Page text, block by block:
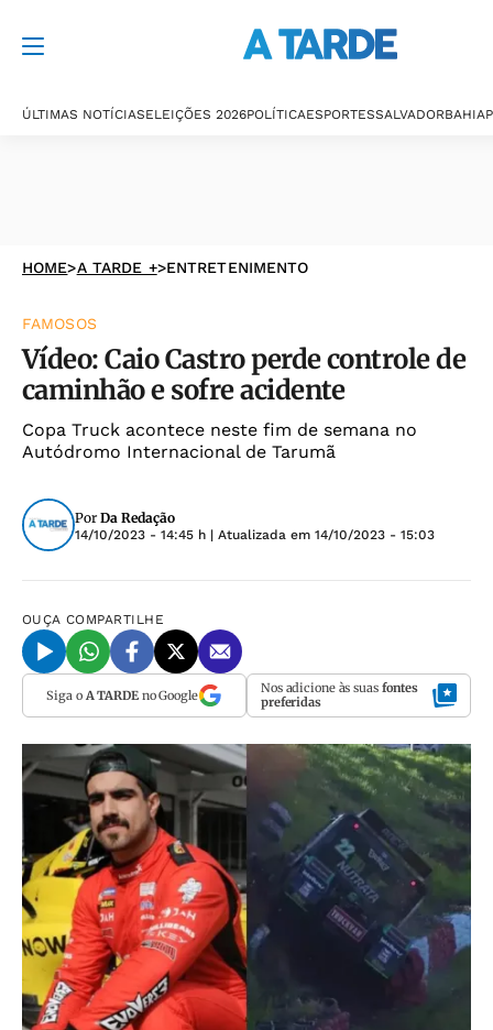
ÚLTIMAS NOTÍCIASELEIÇÕES 2026POLÍTICAESPORTESSALVADORBAHIA
HOME>A TARDE +>ENTRETENIMENTO
FAMOSOS
Vídeo: Caio Castro perde controle de
caminhão e sofre acidente
Copa Truck acontece neste fim de semana no
Autódromo Internacional de Tarumã
Por Da Redação
14/10/2023 - 14:45 h | Atualizada em 14/10/2023 - 15:03
OUÇA COMPARTILHE
Siga o A TARDEno Google Nos adicione às suas fontes
preferidas